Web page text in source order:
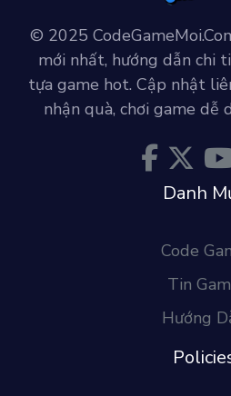
© 2025
mới nhất, hướng dẫn chi
tựa game hot. Cập nhật
nhận quà, chơi game dễ
Danh
Code
Tin
Hướng